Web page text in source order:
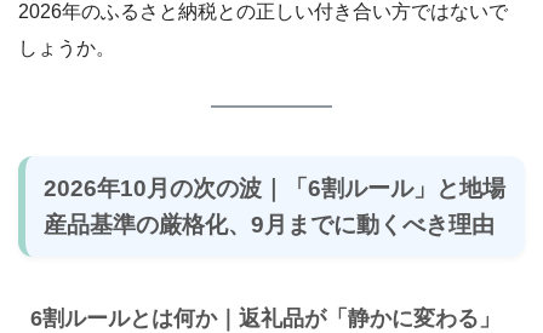
2026年のふるさと納税との正しい付き合い方ではないで
しょうか。
2026年10月の次の波｜「6割ルール」と地場
産品基準の厳格化、9月までに動くべき理由
6割ルールとは何か｜返礼品が「静かに変わる」